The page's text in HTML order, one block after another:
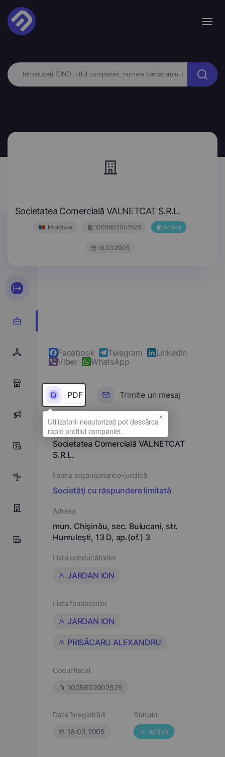
Societatea Comercială VALNETCAT S.R.L.
Moldova 1005602002525 Activă
18.03.2005
1
5
Facebook Telegram
LinkedIn
Viber
WhatsApp
PDF Trimite un mesaj
Denumirea completă
Societatea Comercială VALNETCAT
S.R.L.
Forma organizatorico-juridică
Societăţi cu răspundere limitată
Adresa
mun. Chişinău, sec. Buiucani, str.
Humuleşti, 13 D, ap.(of.) 3
Lista conducătorilor
JARDAN ION
Lista fondatorilor
JARDAN ION
PRISĂCARU ALEXANDRU
Codul fiscal
1005602002525
Data înregistrării
18.03.2005
Statutul
Activă
×